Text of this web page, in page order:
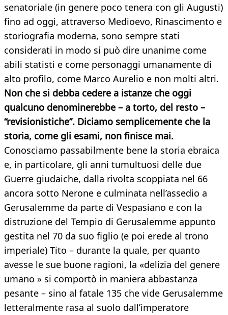
senatoriale (in genere poco tenera con gli Augusti)
fino ad oggi, attraverso Medioevo, Rinascimento e
storiografia moderna, sono sempre stati
considerati in modo si può dire unanime come
abili statisti e come personaggi umanamente di
alto profilo, come Marco Aurelio e non molti altri.
Non che si debba cedere a istanze che oggi
qualcuno denominerebbe – a torto, del resto –
“revisionistiche”. Diciamo semplicemente che la
storia, come gli esami, non finisce mai.
Conosciamo passabilmente bene la storia ebraica
e, in particolare, gli anni tumultuosi delle due
Guerre giudaiche, dalla rivolta scoppiata nel 66
ancora sotto Nerone e culminata nell’assedio a
Gerusalemme da parte di Vespasiano e con la
distruzione del Tempio di Gerusalemme appunto
gestita nel 70 da suo figlio (e poi erede al trono
imperiale) Tito – durante la quale, per quanto
avesse le sue buone ragioni, la «delizia del genere
umano » si comportò in maniera abbastanza
pesante – sino al fatale 135 che vide Gerusalemme
letteralmente rasa al suolo dall’imperatore